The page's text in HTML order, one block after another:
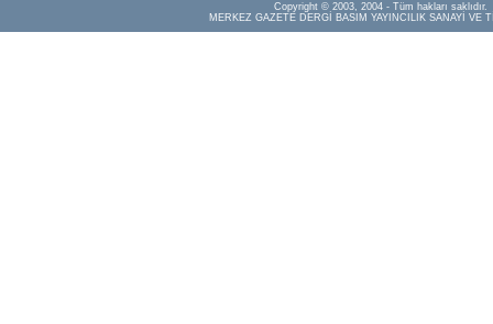
Copyright © 2003, 2004 - Tüm hakları saklıdır.
MERKEZ GAZETE DERGİ BASIM YAYINCILIK SANAYİ VE